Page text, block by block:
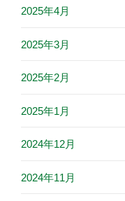
2025年4月
2025年3月
2025年2月
2025年1月
2024年12月
2024年11月